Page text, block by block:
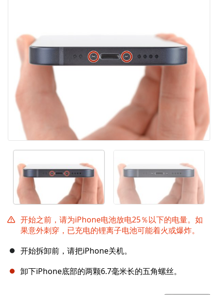
开始之前，请为iPhone电池放电25％以下的电量。如
果意外刺穿，已充电的锂离子电池可能着火或爆炸。
开始拆卸前，请把iPhone关机。
卸下iPhone底部的两颗6.7毫米长的五角螺丝。